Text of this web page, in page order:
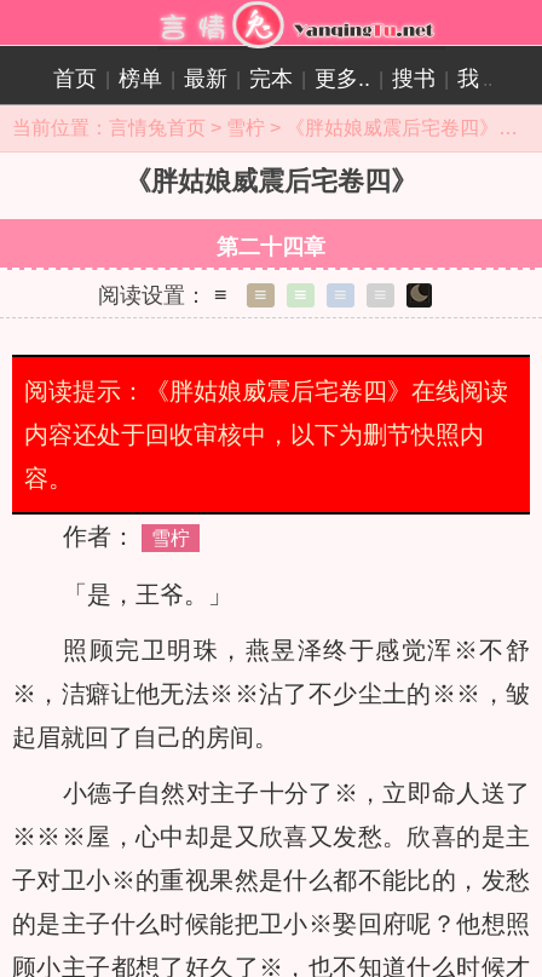
首页 榜单 最新 完本 更多.. 搜书 我 ..
当前位置： 言情兔首页 > 雪柠 > 《胖姑娘威震后宅卷四》目录
《胖姑娘威震后宅卷四》
第二十四章
阅读设置：
≡ ≡ ≡ ≡ ≡
阅读提示：《胖姑娘威震后宅卷四》在线阅读
内容还处于回收审核中，以下为删节快照内
容。
作者： 雪柠
「是，王爷。」
照顾完卫明珠，燕昱泽终于感觉浑※不舒
※，洁癖让他无法※※沾了不少尘土的※※，皱
起眉就回了自己的房间。
小德子自然对主子十分了※，立即命人送了
※※※屋，心中却是又欣喜又发愁。欣喜的是主
子对卫小※的重视果然是什么都不能比的，发愁
的是主子什么时候能把卫小※娶回府呢？他想照
顾小主子都想了好久了※，也不知道什么时候才